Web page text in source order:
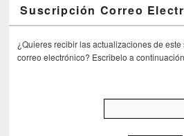
Suscripción Correo
¿Quieres recibir las actualizaciones de
correo electrónico? Escribelo a